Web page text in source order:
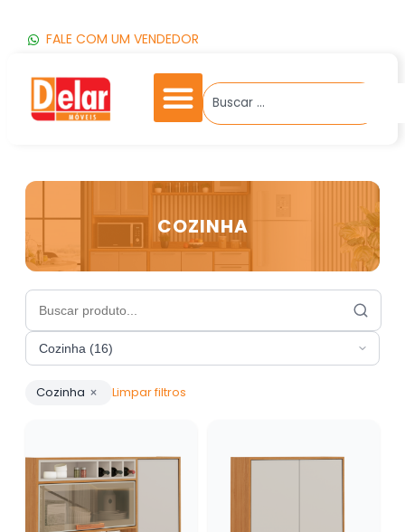
FALE COM UM VENDEDOR
COZINHA
Cozinha × Limpar filtros